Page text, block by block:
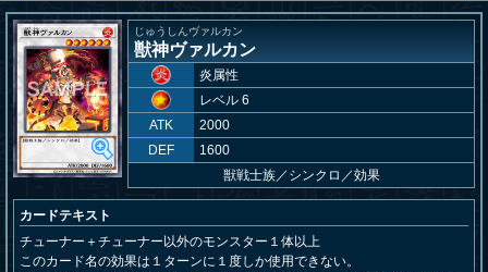
じゅうしんヴァルカン
獣神ヴァルカン
炎属性
レベル 6
ATK
2000
DEF
1600
獣戦士族／ シンクロ／効果
カードテキスト
チューナー＋チューナー以外のモンスター１体以上
このカード名の効果は１ターンに１度しか使用できない。